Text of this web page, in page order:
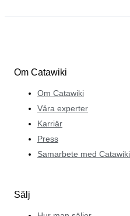
Om Catawiki
Om Catawiki
Våra experter
Karriär
Press
Samarbete med Catawiki
Sälj